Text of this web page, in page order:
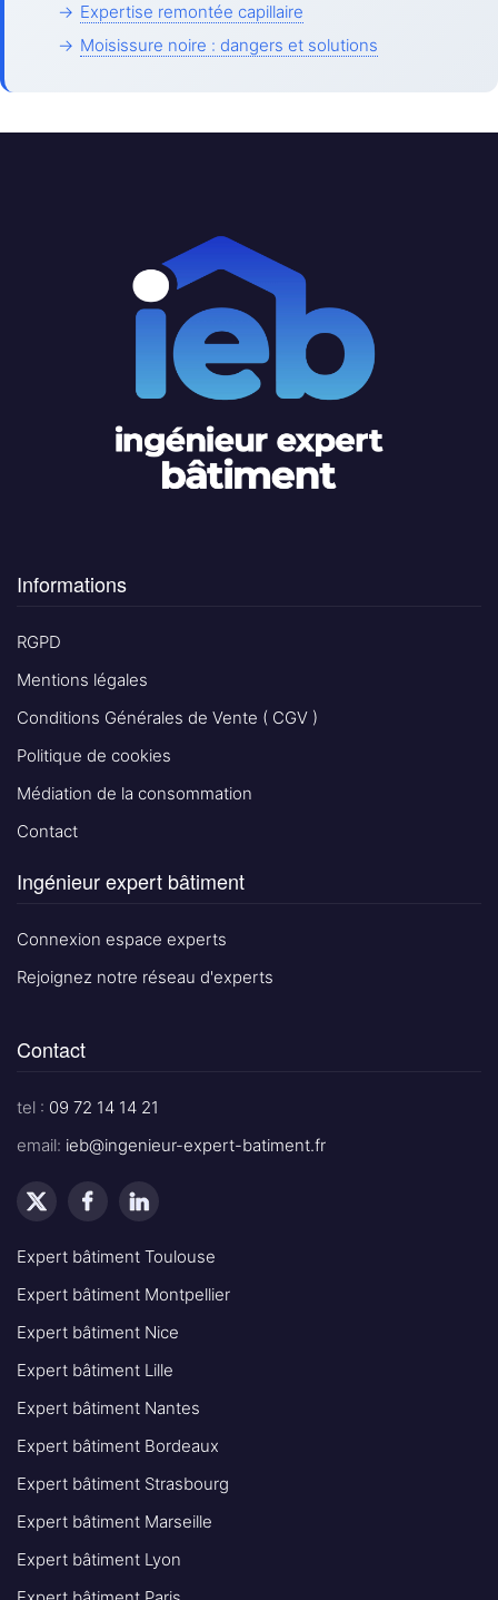
→ Expertise remontée capillaire
→ Moisissure noire : dangers et solutions
Informations
RGPD
Mentions légales
Conditions Générales de Vente ( CGV )
Politique de cookies
Médiation de la consommation
Contact
Ingénieur expert bâtiment
Connexion espace experts
Rejoignez notre réseau d'experts
Contact
tel : 09 72 14 14 21
email: ieb@ingenieur-expert-batiment.fr
Expert bâtiment Toulouse
Expert bâtiment Montpellier
Expert bâtiment Nice
Expert bâtiment Lille
Expert bâtiment Nantes
Expert bâtiment Bordeaux
Expert bâtiment Strasbourg
Expert bâtiment Marseille
Expert bâtiment Lyon